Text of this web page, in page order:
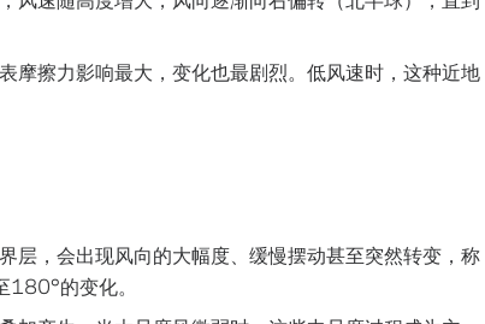
摩擦力影响最大，变化也最剧烈。低风速时，这种近地
层，会出现风向的大幅度、缓慢摆动甚至突然转变，称
180°的变化。